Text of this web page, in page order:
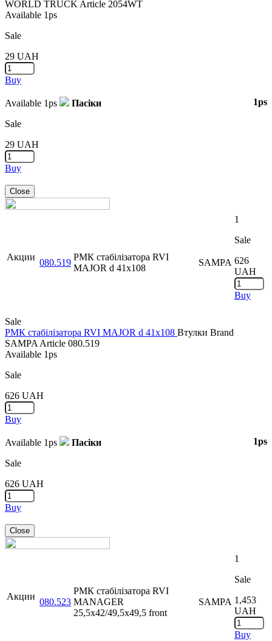
WORLD TRUCK Article 2054WT
Available 1ps
Sale
29 UAH
Buy
Available 1ps Пасіки 1ps
Sale
29 UAH
Buy
Close
Акции
080.519
РМК стабілізатора RVI
MAJOR d 41x108
SAMPA
1
Sale
626
UAH
Buy
Sale
РМК стабілізатора RVI MAJOR d 41x108 Втулки Brand
SAMPA Article 080.519
Available 1ps
Sale
626 UAH
Buy
Available 1ps Пасіки 1ps
Sale
626 UAH
Buy
Close
Акции
080.523
РМК стабілізатора RVI
MANAGER
25,5x42/49,5x49,5 front
SAMPA
1
Sale
1,453
UAH
Buy